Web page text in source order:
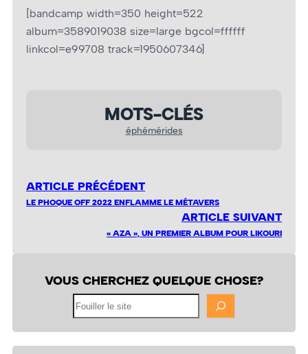
[bandcamp width=350 height=522
album=3589019038 size=large bgcol=ffffff
linkcol=e99708 track=1950607346]
MOTS-CLÉS
éphémérides
ARTICLE PRÉCÉDENT
LE PHOQUE OFF 2022 ENFLAMME LE MÉTAVERS
ARTICLE SUIVANT
« AZA », UN PREMIER ALBUM POUR LIKOURI
VOUS CHERCHEZ QUELQUE CHOSE?